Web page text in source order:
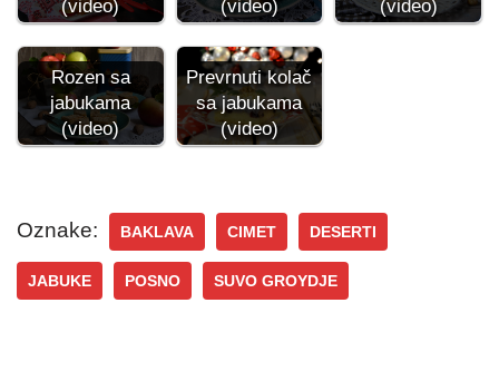
(video) (video) (video)
Rozen sa
jabukama
(video)
Prevrnuti kolač
sa jabukama
(video)
Oznake: BAKLAVA CIMET DESERTI
JABUKE POSNO SUVO GROYDJE